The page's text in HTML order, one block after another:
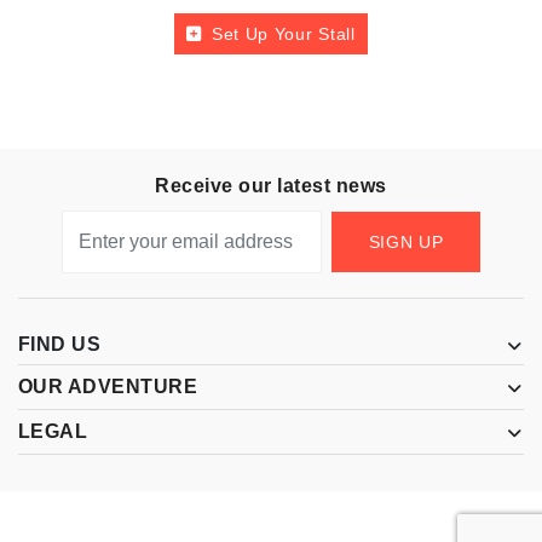
Set Up Your Stall
Receive our latest news
SIGN UP
FIND US
OUR ADVENTURE
LEGAL